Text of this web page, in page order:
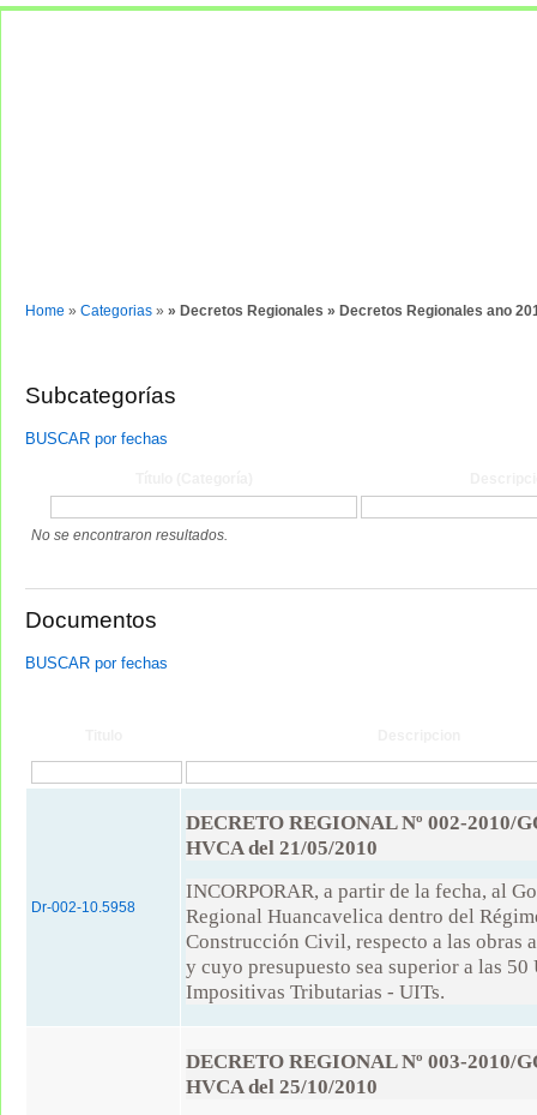
Home » Categorias » » Decretos Regionales » Decretos Regionales ano
Subcategorías
BUSCAR por fechas
No se encontraron resultados.
Documentos
BUSCAR por fechas
Dr-002-10.5958
DECRETO REGIONAL Nº 002-2010/
HVCA del 21/05/2010
INCORPORAR, a partir de la fecha, al
Regional Huancavelica dentro del
Construcción Civil, respecto a las obras
y cuyo presupuesto sea superior a las 50
Impositivas Tributarias - UITs.
DECRETO REGIONAL Nº 003-2010/
HVCA del 25/10/2010